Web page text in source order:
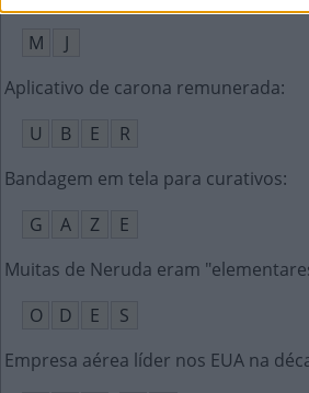
M
J
Aplicativo de carona remunerada:
U
B E
R
Bandagem em tela para curativos:
G
A Z
E
Muitas de Neruda eram
O
D E
S
Empresa aérea líder nos EUA na